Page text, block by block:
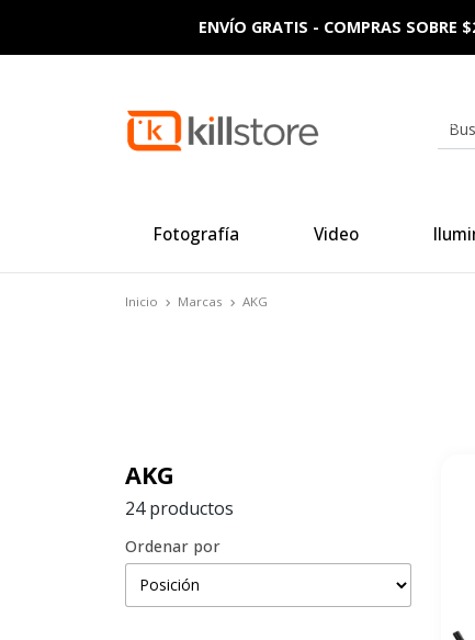
Fotografía Video
ENVÍO GRATIS - COMPRAS SOBRE
Inicio Marcas AKG
AKG
24 productos
Ordenar por